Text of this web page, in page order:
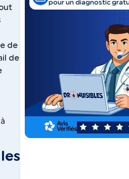
de
de
pour un diagnostic
5